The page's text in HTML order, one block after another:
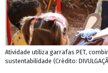
Atividade utiliza garrafas PET,
sustentabilidade (Crédito: